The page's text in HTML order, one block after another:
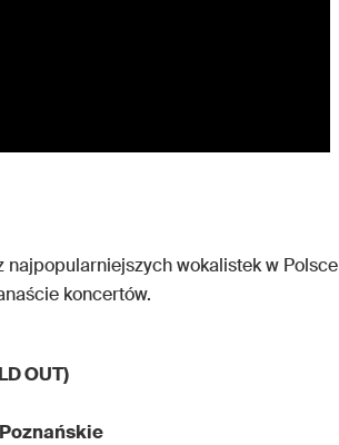
wokalistek w Polsce
koncertów.
OUT)